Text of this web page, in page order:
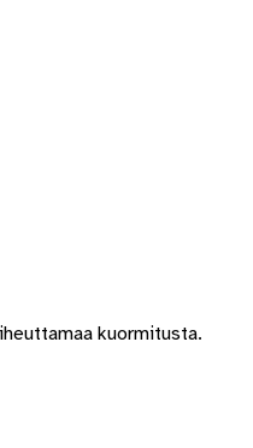
kuormitusta.